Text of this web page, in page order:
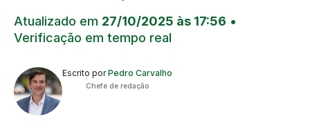
Atualizado em 27/10/2025 às 17:56 •
Verificação em tempo real
Escrito porPedro Carvalho
Chefe de redação